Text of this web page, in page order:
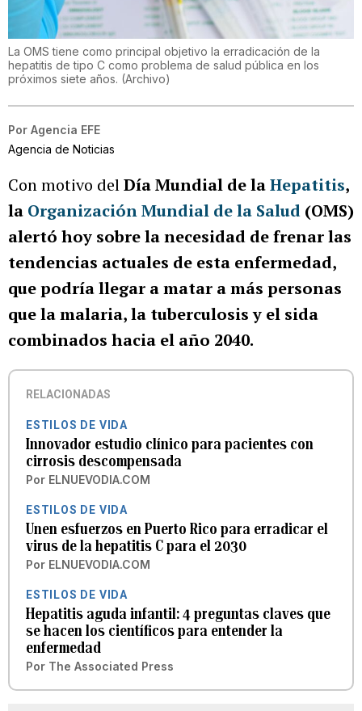
La OMS tiene como principal objetivo la erradicación de la
hepatitis de tipo C como problema de salud pública en los
próximos siete años. (Archivo)
Por Agencia EFE
Agencia de Noticias
Con motivo delDía Mundial de laHepatitis,
la Organización Mundial de la Salud (OMS)
alertó hoy sobre la necesidad de frenar las
tendencias actuales de esta enfermedad,
que podría llegar a matar a más personas
que la malaria, la tuberculosis y el sida
combinados hacia el año 2040.
RELACIONADAS
ESTILOS DE VIDA
Innovador estudio clínico para pacientes con
cirrosis descompensada
Por ELNUEVODIA.COM
ESTILOS DE VIDA
Unen esfuerzos en Puerto Rico para erradicar el
virus de la hepatitis C para el 2030
Por ELNUEVODIA.COM
ESTILOS DE VIDA
Hepatitis aguda infantil: 4 preguntas claves que
se hacen los científicos para entender la
enfermedad
Por The Associated Press